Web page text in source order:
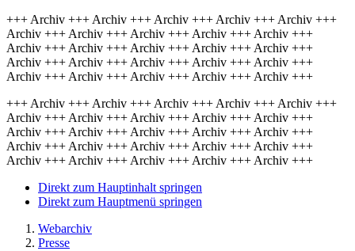
+++ Archiv +++ Archiv +++ Archiv +++ Archiv +++ Archiv +++
Archiv +++ Archiv +++ Archiv +++ Archiv +++ Archiv +++
Archiv +++ Archiv +++ Archiv +++ Archiv +++ Archiv +++
Archiv +++ Archiv +++ Archiv +++ Archiv +++ Archiv +++
Archiv +++ Archiv +++ Archiv +++ Archiv +++ Archiv +++
+++ Archiv +++ Archiv +++ Archiv +++ Archiv +++ Archiv +++
Archiv +++ Archiv +++ Archiv +++ Archiv +++ Archiv +++
Archiv +++ Archiv +++ Archiv +++ Archiv +++ Archiv +++
Archiv +++ Archiv +++ Archiv +++ Archiv +++ Archiv +++
Archiv +++ Archiv +++ Archiv +++ Archiv +++ Archiv +++
Direkt zum Hauptinhalt springen
Direkt zum Hauptmenü springen
Webarchiv
Presse